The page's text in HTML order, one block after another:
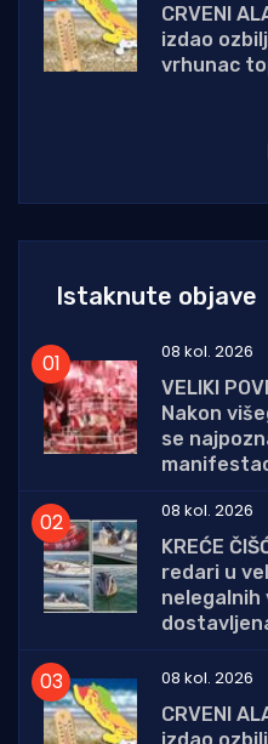
CRVENI
izdao
vrhunac
Istaknute objave
08 kol. 2026
VELIKI
Nakon
se
08 kol. 2026
KREĆE
redari u
nelegalnih
08 kol. 2026
CRVENI
izdao